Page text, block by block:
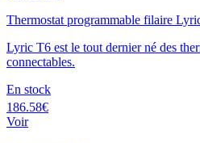
Thermostat programmable filaire
Lyric T6 est le tout dernier né des
connectables.
En stock
186.58€
Voir